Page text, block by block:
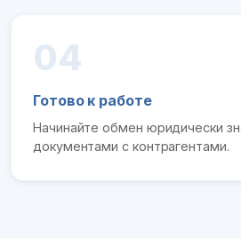
04
Готово к работе
Начинайте обмен юридически
документами с контрагентами.